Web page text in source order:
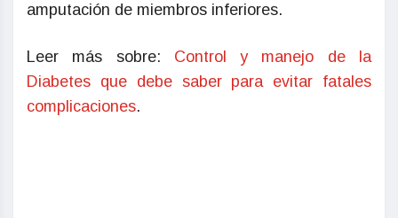
amputación de miembros inferiores.
Leer más sobre: Control y manejo de la
Diabetes que debe saber para evitar fatales
complicaciones.